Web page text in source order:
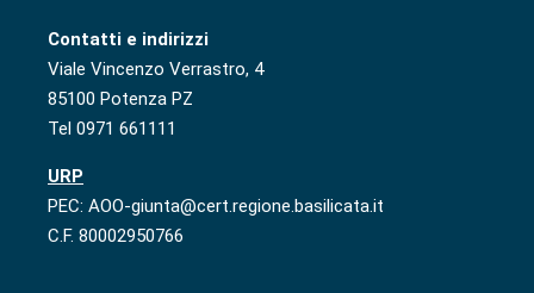
Contatti e indirizzi
Viale Vincenzo Verrastro, 4
85100 Potenza PZ
Tel 0971 661111
URP
PEC: AOO-giunta@cert.regione.basilicata.it
C.F. 80002950766